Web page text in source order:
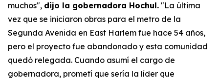
muchos", dijo la gobernadora Hochul. "La última
vez que se iniciaron obras para el metro de la
Segunda Avenida en East Harlem fue hace 54 años,
pero el proyecto fue abandonado y esta comunidad
quedó relegada. Cuando asumí el cargo de
gobernadora, prometí que sería la líder que